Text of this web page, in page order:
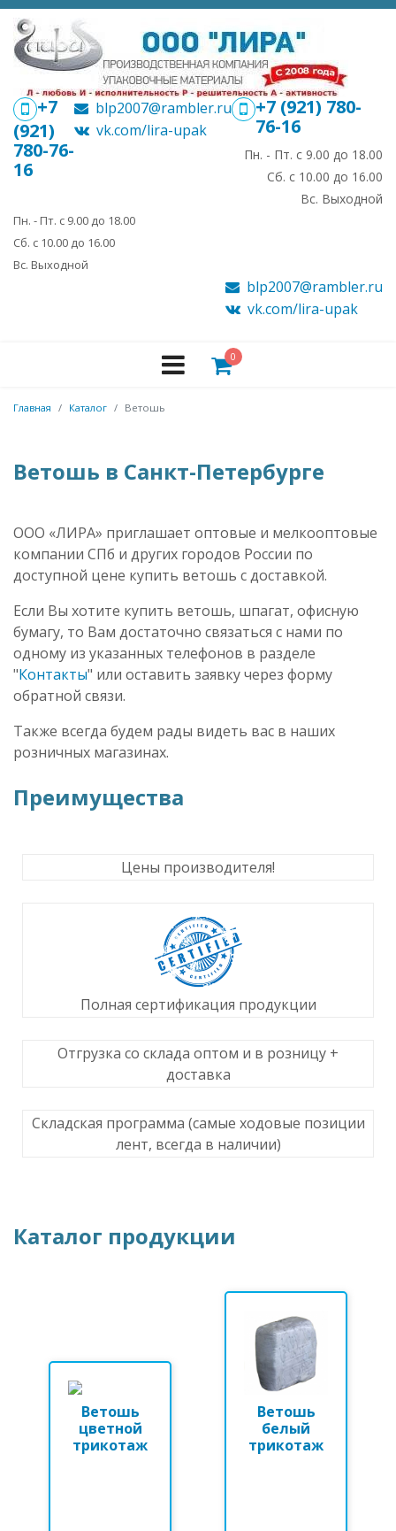
+7 (921) 780-
76-16
Пн. - Пт. с 9.00 до 18.00
Сб. с 10.00 до 16.00
Вс. Выходной
blp2007@rambler.ru
vk.com/lira-upak
+7
(921)
780-76-
16
Пн. - Пт. с 9.00 до 18.00
Сб. с 10.00 до 16.00
Вс. Выходной
blp2007@rambler.ru
vk.com/lira-upak
0
Главная Каталог Ветошь
Ветошь в Санкт-Петербурге
ООО «ЛИРА» приглашает оптовые и мелкооптовые
компании СПб и других городов России по
доступной цене купить ветошь с доставкой.
Если Вы хотите купить ветошь, шпагат, офисную
бумагу, то Вам достаточно связаться с нами по
одному из указанных телефонов в разделе
"Контакты" или оставить заявку через форму
обратной связи.
Также всегда будем рады видеть вас в наших
розничных магазинах.
Преимущества
Цены производителя!
Полная сертификация продукции
Отгрузка со склада оптом и в розницу +
доставка
Складская программа (самые ходовые позиции
лент, всегда в наличии)
Каталог продукции
Ветошь
цветной
трикотаж
Ветошь
белый
трикотаж